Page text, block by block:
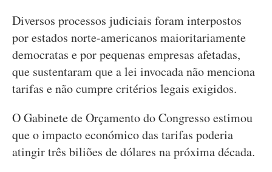
Diversos processos judiciais foram interpostos
por estados norte-americanos maioritariamente
democratas e por pequenas empresas afetadas,
que sustentaram que a lei invocada não menciona
tarifas e não cumpre critérios legais exigidos.
O Gabinete de Orçamento do Congresso estimou
que o impacto económico das tarifas poderia
atingir três biliões de dólares na próxima década.